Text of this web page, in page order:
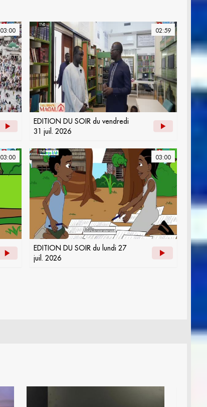
03:00 02:59
EDITION DU SOIR du vendredi
31 juil. 2026
03:00 03:00
EDITION DU SOIR du lundi 27
juil. 2026